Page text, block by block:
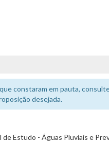
constaram em pauta,
desejada.
Estudo - Águas Pluviais e